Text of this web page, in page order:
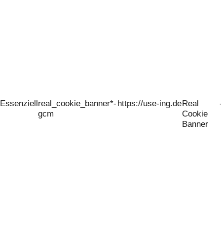
Essenziell real_cookie_banner*-
gcm
https://use-ing.de Real
Cookie
Banner